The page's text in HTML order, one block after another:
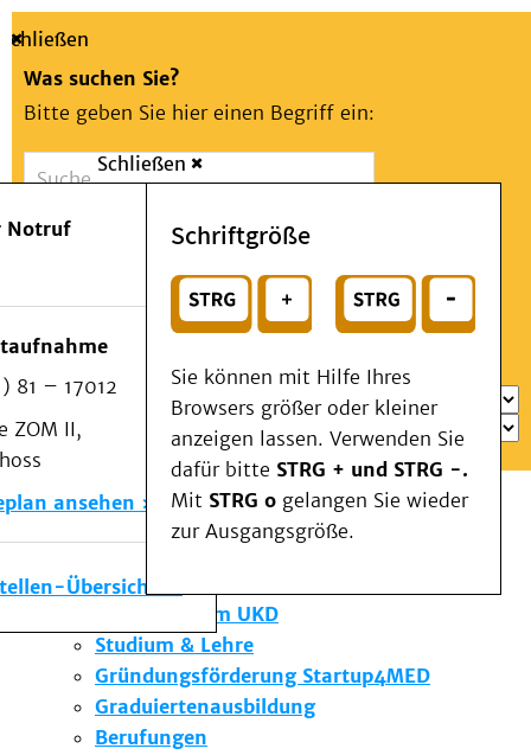
Suche
Schließen
Was suchen Sie?
Bitte geben Sie hier einen Begriff ein:
Suchen
oder
Wählen Sie ein Thema für Ihren Schnelleinstieg
Notfall
Schließen
Notruf
81 – 17012
ZOM II,
ansehen
Übersicht
Schriftgröße
Sie können mit Hilfe Ihres
Browsers größer oder kleiner
anzeigen lassen. Verwenden Sie
dafür bitte STRG + und STRG -.
Mit STRG o gelangen Sie wieder
zur Ausgangsgröße.
Menü
Patienten & Besucher
Kliniken/Institute/Zentren
Als Patient am UKD
Beratung und Unterstützung
Veranstaltungen
Kommunikation im Medizinwesen (KIM)
Notfall
Forschung & Lehre
Die Institute des UKD
Forschung am UKD
Studium & Lehre
Gründungsförderung Startup4MED
Graduiertenausbildung
Berufungen